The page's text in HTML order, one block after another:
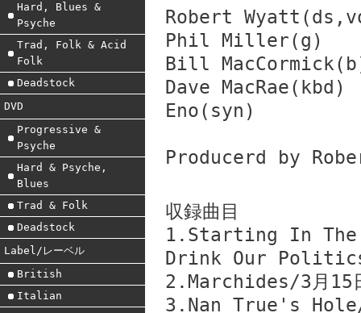
Hard, Blues &
Psyche
Trad, Folk & Acid
Folk
Deadstock
DVD
Progressive &
Psyche
Hard & Psyche,
Blues
Trad & Folk
Deadstock
Label/レーベル
British
Italian
Robert
Phil Miller(g)
Bill
Dave MacRae(kbd)
Eno(syn)
Producerd by
収録曲目
1.Starting In The
Drink Our Politics
2.Marchides/3月15
3.Nan True's Hole/